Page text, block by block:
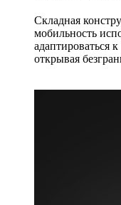
Складная
мобильность
адаптироваться
открывая